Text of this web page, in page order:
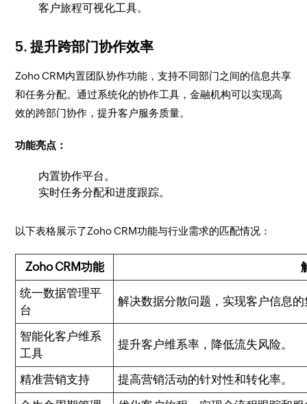
客户旅程可视化工具。
5.提升跨部门协作效率
Zoho CRM内置团队协作功能，支持不同部门之间的信息共享
和任务分配。通过系统化的协作工具，金融机构可以实现高
效的跨部门协作，提升客户服务质量。
功能亮点：
内置协作平台。
实时任务分配和进度跟踪。
以下表格展示了Zoho CRM功能与行业需求的匹配情况：
Zoho CRM功能
统一数据管理平
台
解决数据分散问题，实现客户信息
智能化客户维系
工具
提升客户维系率，降低流失风险。
精准营销支持
提高营销活动的针对性和转化率。